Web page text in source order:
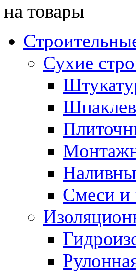
на товары
Сухие
Смеси и